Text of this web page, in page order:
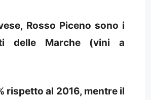
Rosso Piceno sono i
delle Marche (vini a
rispetto al 2016, mentre il